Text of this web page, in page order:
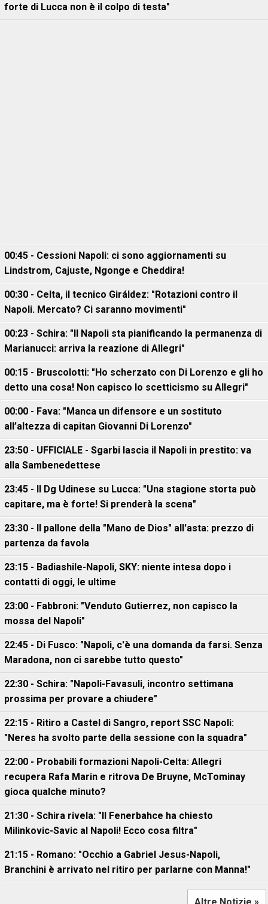
forte di Lucca non è il colpo di testa"
00:45 - Cessioni Napoli: ci sono aggiornamenti su
Lindstrom, Cajuste, Ngonge e Cheddira!
00:30 - Celta, il tecnico Giráldez: "Rotazioni contro il
Napoli. Mercato? Ci saranno movimenti"
00:23 - Schira: "Il Napoli sta pianificando la permanenza di
Marianucci: arriva la reazione di Allegri"
00:15 - Bruscolotti: "Ho scherzato con Di Lorenzo e gli ho
detto una cosa! Non capisco lo scetticismo su Allegri"
00:00 - Fava: "Manca un difensore e un sostituto
all’altezza di capitan Giovanni Di Lorenzo"
23:50 - UFFICIALE - Sgarbi lascia il Napoli in prestito: va
alla Sambenedettese
23:45 - Il Dg Udinese su Lucca: "Una stagione storta può
capitare, ma è forte! Si prenderà la scena"
23:30 - Il pallone della "Mano de Dios" all'asta: prezzo di
partenza da favola
23:15 - Badiashile-Napoli, SKY: niente intesa dopo i
contatti di oggi, le ultime
23:00 - Fabbroni: "Venduto Gutierrez, non capisco la
mossa del Napoli"
22:45 - Di Fusco: "Napoli, c'è una domanda da farsi. Senza
Maradona, non ci sarebbe tutto questo"
22:30 - Schira: "Napoli-Favasuli, incontro settimana
prossima per provare a chiudere"
22:15 - Ritiro a Castel di Sangro, report SSC Napoli:
"Neres ha svolto parte della sessione con la squadra"
22:00 - Probabili formazioni Napoli-Celta: Allegri
recupera Rafa Marin e ritrova De Bruyne, McTominay
gioca qualche minuto?
21:30 - Schira rivela: "Il Fenerbahce ha chiesto
Milinkovic-Savic al Napoli! Ecco cosa filtra"
21:15 - Romano: "Occhio a Gabriel Jesus-Napoli,
Branchini è arrivato nel ritiro per parlarne con Manna!"
Altre Notizie »